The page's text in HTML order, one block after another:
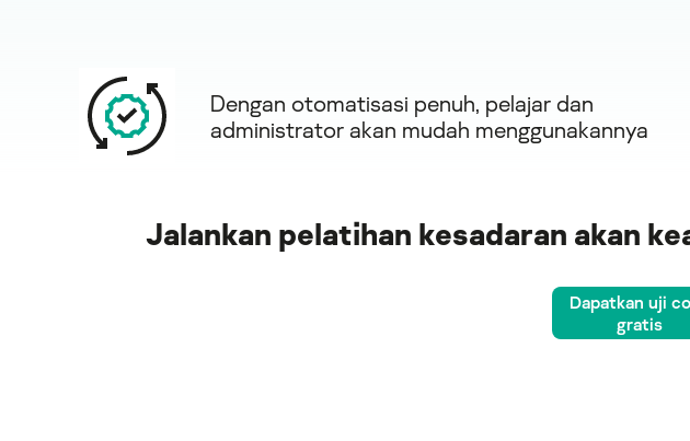
Dengan otomatisasi penuh, pelajar dan
administrator akan mudah menggunakannya
Jalankan pelatihan kesadaran akan
Dapatkan uji
gratis